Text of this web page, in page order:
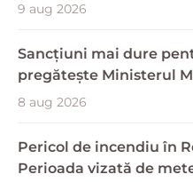
9 aug 2026
Sancțiuni mai dure
pregătește Ministerul
8 aug 2026
Pericol de incendiu în
Perioada vizată de